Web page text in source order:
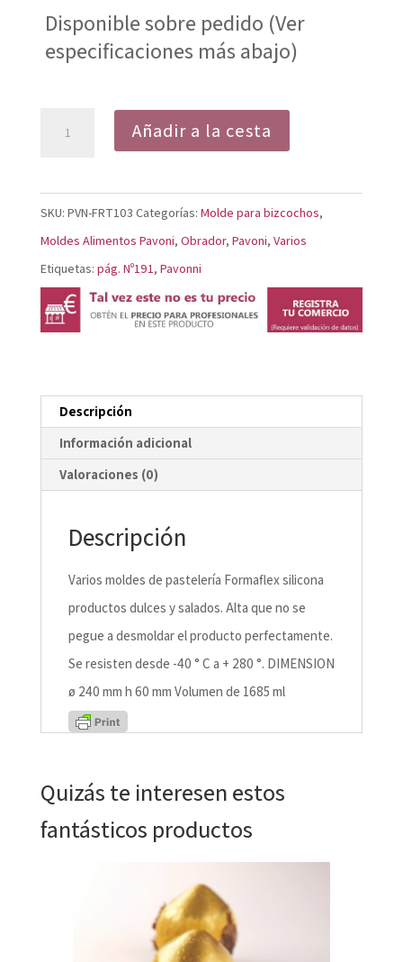
Disponible sobre pedido (Ver
especificaciones más abajo)
cantidad
Añadir a la cesta
SKU: PVN-FRT103 Categorías: Molde para bizcochos,
Moldes Alimentos Pavoni, Obrador, Pavoni, Varios
Etiquetas: pág. Nº191, Pavonni
Descripción
Información adicional
Valoraciones (0)
Descripción
Varios moldes de pastelería Formaflex silicona
productos dulces y salados. Alta que no se
pegue a desmoldar el producto perfectamente.
Se resisten desde -40 ° C a + 280 °. DIMENSION
ø 240 mm h 60 mm Volumen de 1685 ml
Quizás te interesen estos
fantásticos productos